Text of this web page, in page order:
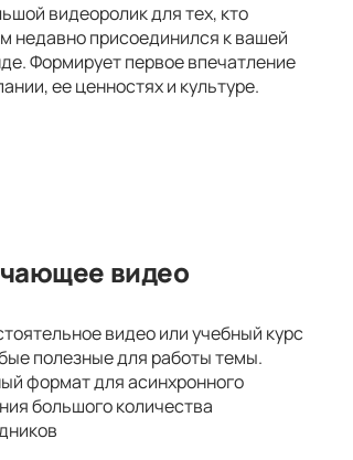
видеоролик для тех, кто
недавно присоединился к вашей
Формирует первое впечатление
ее ценностях и культуре.
видео
видео или учебный курс
полезные для работы темы.
формат для асинхронного
большого количества